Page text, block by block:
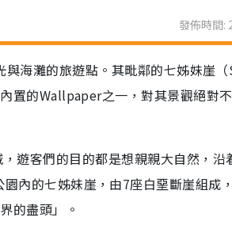
發佈時間:
海灘的旅遊點。其毗鄰的七姊妹崖
置的Wallpaper之一，對其景觀絕對
遊客們的目的都是想親親大自然，沿
內的七姊妹崖，由7座白堊斷崖組成
的盡頭」。